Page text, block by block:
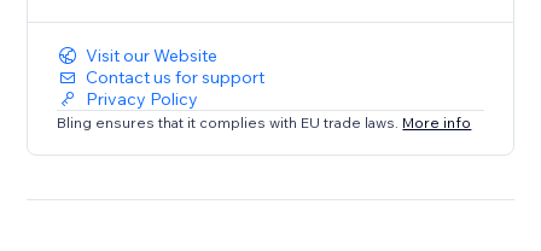
Visit our Website
Contact us for support
Privacy Policy
Bling ensures that it complies with EU trade laws. More info